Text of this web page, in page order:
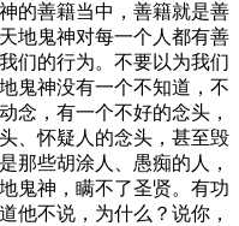
的善籍当中，善籍就是善
地鬼神对每一个人都有善
们的行为。不要以为我们
鬼神没有一个不知道，不
念，有一个不好的念头，
、怀疑人的念头，甚至毁
那些胡涂人、愚痴的人，
鬼神，瞒不了圣贤。有功
他不说，为什么？说你，